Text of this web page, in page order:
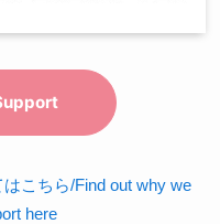
こちら/Find out why we
here